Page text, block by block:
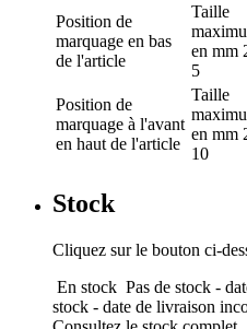
Position de
marquage en bas
de l'article
Taille
en mm
5
Position de
marquage à l'avant
en haut de l'article
Taille
en mm
10
Stock
Cliquez sur le bouton ci-
En stock Pas de stock -
stock - date de livraison